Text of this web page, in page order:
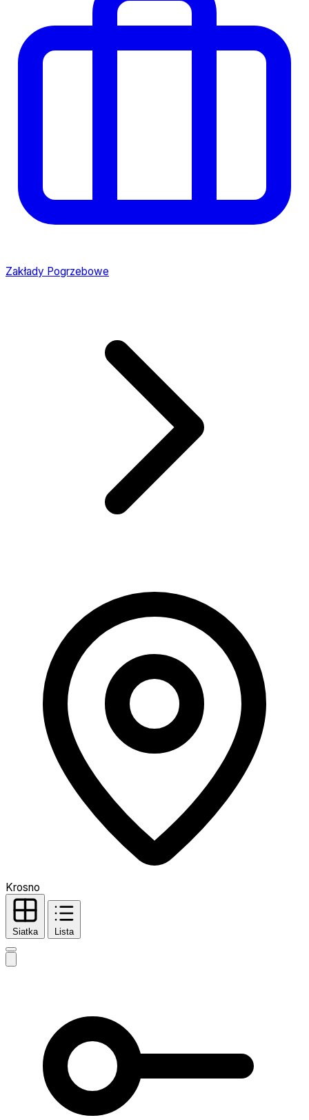
Zakłady Pogrzebowe
Krosno
Siatka Lista